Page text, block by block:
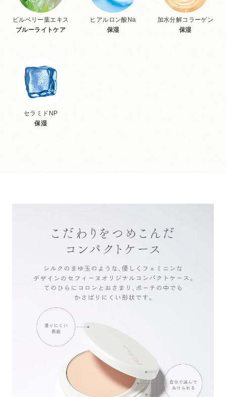
ビルベリー葉エキス
ブルーライトケア
ヒアルロン酸Na
保湿
加水分解コラーゲン
保湿
セラミドNP
保湿